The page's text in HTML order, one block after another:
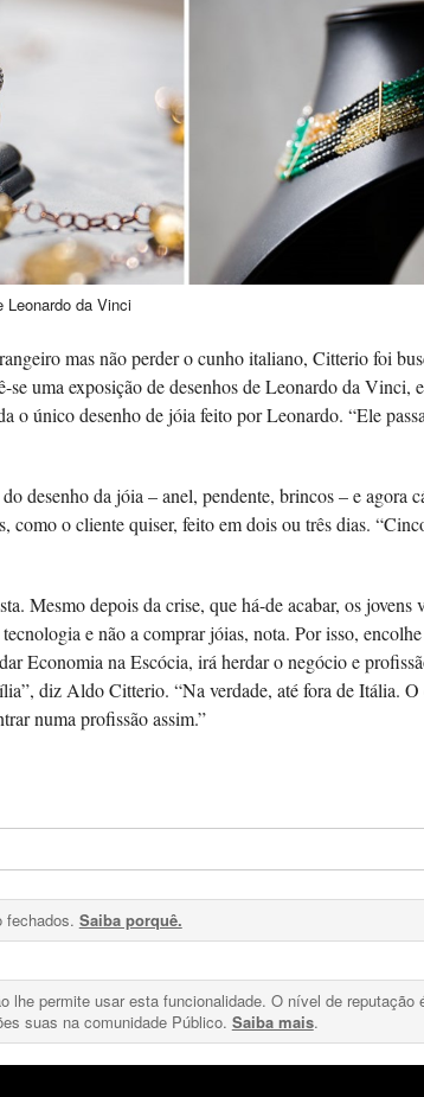
Leonardo da Vinci
mas não perder o cunho italiano, Citterio foi
uma exposição de desenhos de Leonardo da Vinci,
o único desenho de jóia feito por Leonardo. “Ele
desenho da jóia – anel, pendente, brincos – e agora
como o cliente quiser, feito em dois ou três dias.
Mesmo depois da crise, que há-de acabar, os jovens
e não a comprar jóias, nota. Por isso,
Economia na Escócia, irá herdar o negócio e
diz Aldo Citterio. “Na verdade, até fora de Itália.
numa profissão assim.”
fechados. Saiba porquê.
lhe permite usar esta funcionalidade. O nível de reputação
suas na comunidade Público. Saiba mais.